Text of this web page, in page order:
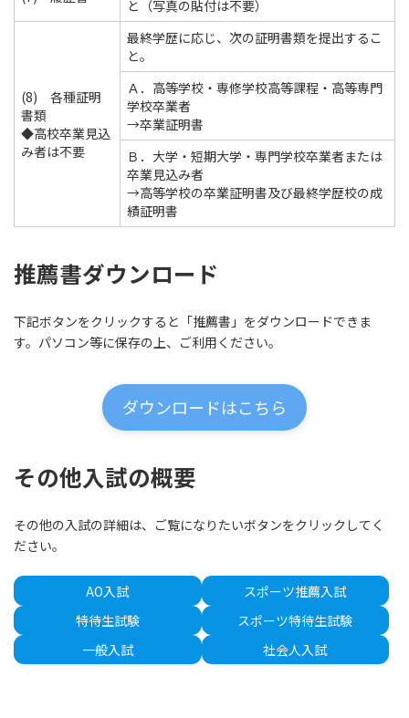
と（写真の貼付は不要）
(8) 各種証明
書類
◆高校卒業見込
み者は不要
最終学歴に応じ、次の証明書類を提出するこ
と。
Ａ．高等学校・専修学校高等課程・高等専門
学校卒業者
→卒業証明書
Ｂ．大学・短期大学・専門学校卒業者または
卒業見込み者
→高等学校の卒業証明書及び最終学歴校の成
績証明書
推薦書ダウンロード
下記ボタンをクリックすると「推薦書」をダウンロードできま
す。パソコン等に保存の上、ご利用ください。
ダウンロードはこちら
その他入試の概要
その他の入試の詳細は、ご覧になりたいボタンをクリックしてく
ださい。
AO入試
スポーツ推薦入試
特待生試験
スポーツ特待生試験
一般入試
社会人入試